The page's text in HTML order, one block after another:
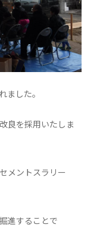
ました。
良を採用いたしま
メントスラリー
進することで